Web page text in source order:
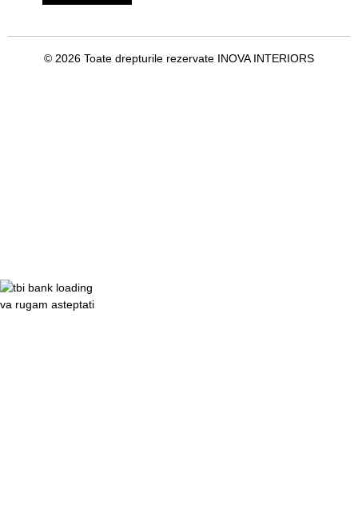
© 2026 Toate drepturile rezervate INOVA INTERIORS
va rugam asteptati